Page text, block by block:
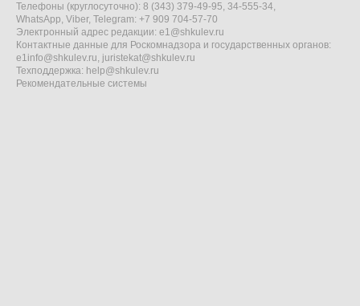
Телефоны (круглосуточно): 8 (343) 379-49-95, 34-555-34,
WhatsApp, Viber, Telegram: +7 909 704-57-70
Электронный адрес редакции: e1@shkulev.ru
Контактные данные для Роскомнадзора и государственных органов:
e1info@shkulev.ru, juristekat@shkulev.ru
Техподдержка: help@shkulev.ru
Рекомендательные системы